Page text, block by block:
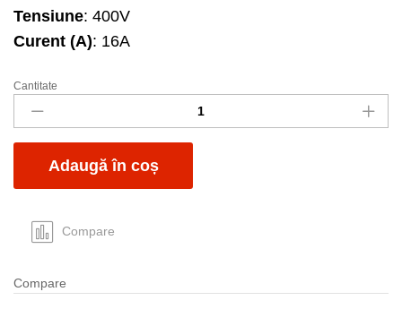
Tensiune: 400V
Curent (A): 16A
MJ15024-
ONS
quantity
Cantitate
Adaugă în coș
Compare
Compare